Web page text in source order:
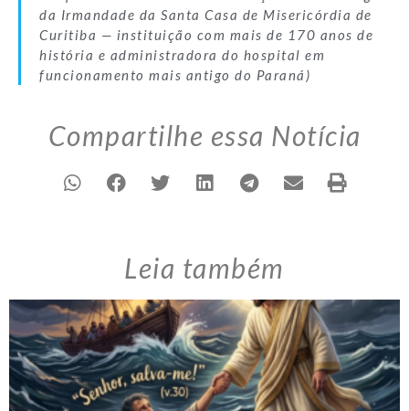
da Irmandade da Santa Casa de Misericórdia de
Curitiba — instituição com mais de 170 anos de
história e administradora do hospital em
funcionamento mais antigo do Paraná)
Compartilhe essa Notícia
Leia também